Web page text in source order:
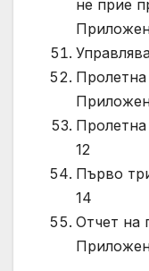
не прие
12
Първо
14
Отчет на